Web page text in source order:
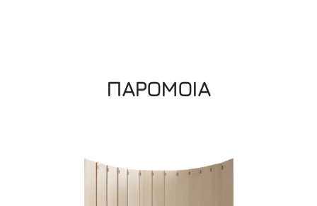
ΠΑΡΟΜΟΙΑ